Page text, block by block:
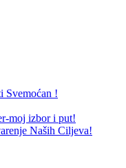
Svemoćan !
moj izbor i put!
Naših Ciljeva!